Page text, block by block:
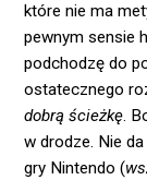
które nie ma
pewnym sensie
podchodzę do
ostatecznego
dobrą ścieżkę.
w drodze. Nie
gry Nintendo (